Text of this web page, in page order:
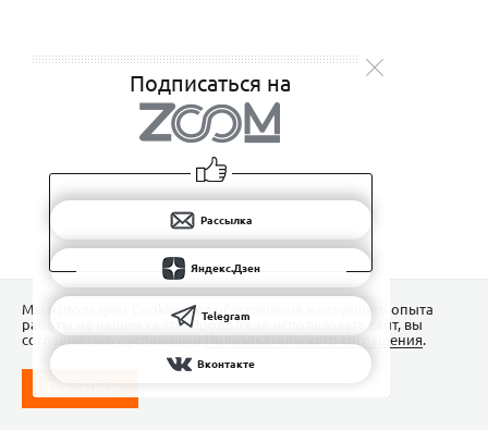
Подписаться на
Рассылка
Яндекс.Дзен
Telegram
Вконтакте
Мы используем Сookies для обеспечения наилучшего опыта
работы на нашем сайте. Продолжая использовать сайт, вы
соглашаетесь с условиямиПользовательского соглашения.
ПОНЯТНО